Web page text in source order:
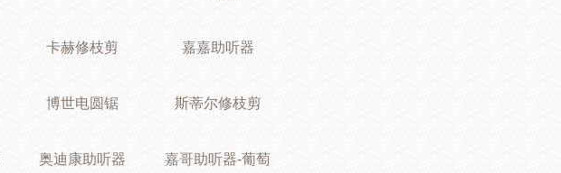
卡赫修枝剪 嘉嘉助听器
博世电圆锯 斯蒂尔修枝剪
奥迪康助听器
嘉哥助听器-葡萄